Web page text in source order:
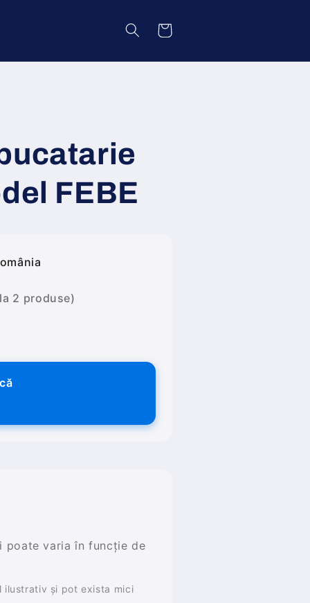
Coș
FEBE
2 produse)
poate varia în funcție de
ilustrativ și pot exista mici